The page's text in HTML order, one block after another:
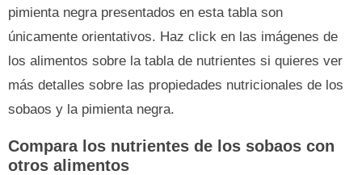
pimienta negra presentados en esta tabla son
únicamente orientativos. Haz click en las imágenes de
los alimentos sobre la tabla de nutrientes si quieres ver
más detalles sobre las propiedades nutricionales de los
sobaos y la pimienta negra.
Compara los nutrientes de los sobaos con
otros alimentos